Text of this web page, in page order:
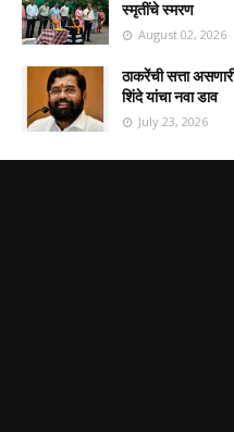
स्मृतींचे स्मरण
August 02, 2026
ठाकरेंची सत्ता
शिंदे यांचा नवा डाव
July 23, 2026